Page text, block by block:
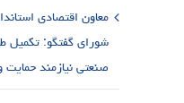
معاون اقتصادی
شورای گفتگو: تکمیل
صنعتی نیازمند